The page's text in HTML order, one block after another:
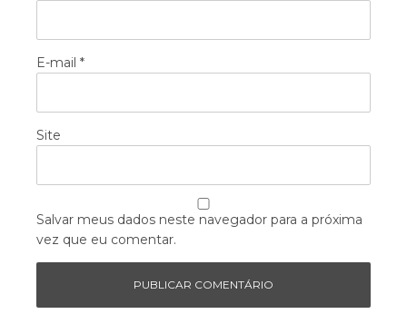
E-mail *
Site
Salvar meus dados neste navegador para a próxima
vez que eu comentar.